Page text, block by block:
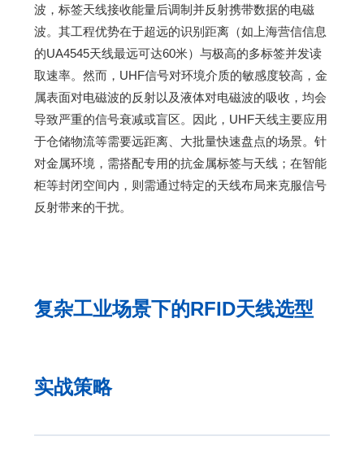
波，标签天线接收能量后调制并反射携带数据的电磁
波。其工程优势在于超远的识别距离（如上海营信信息
的UA4545天线最远可达60米）与极高的多标签并发读
取速率。然而，UHF信号对环境介质的敏感度较高，金
属表面对电磁波的反射以及液体对电磁波的吸收，均会
导致严重的信号衰减或盲区。因此，UHF天线主要应用
于仓储物流等需要远距离、大批量快速盘点的场景。针
对金属环境，需搭配专用的抗金属标签与天线；在智能
柜等封闭空间内，则需通过特定的天线布局来克服信号
反射带来的干扰。
复杂工业场景下的RFID天线选型
实战策略